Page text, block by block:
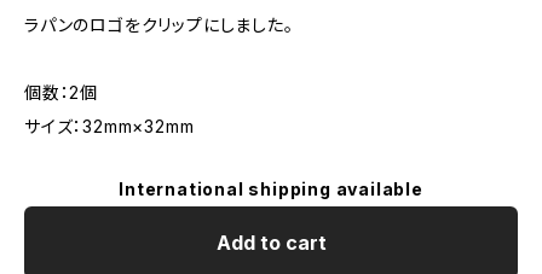
ラパンのロゴをクリップにしました。
個数：2個
サイズ：32mm×32mm
International shipping available
Add to cart